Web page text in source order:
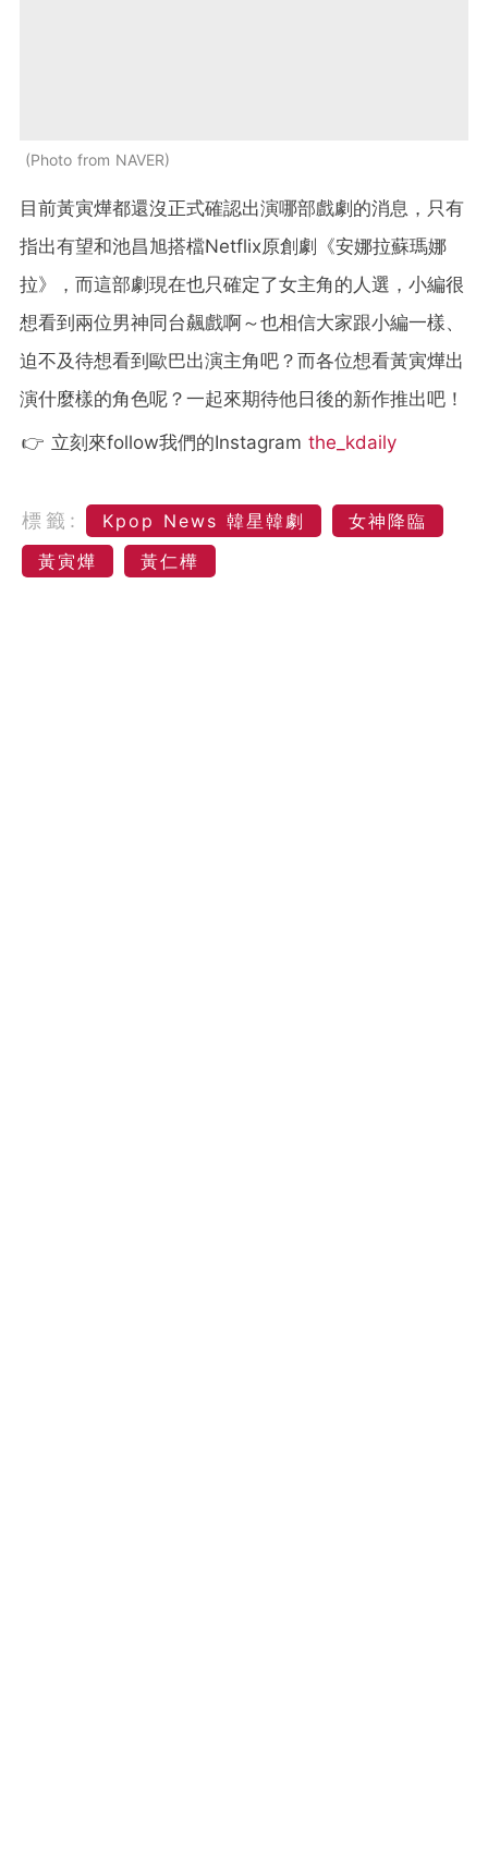
Photo from NAVER
目前黃寅燁都還沒正式確認出演哪部戲劇的消息， 只有
指出有望和池昌旭搭檔Netflix原創劇《安娜拉蘇瑪娜
拉》，而這部劇現在也只確定了女主角的人選，小編很
想看到兩位男神同台飆戲啊～也相信大家跟小編一樣、
迫不及待想看到歐巴出演主角吧？而各位想看黃寅燁出
演什麼樣的角色呢？一起來期待他日後的新作推出吧！
👉 立刻來follow我們的Instagram the_kdaily
標籤: Kpop News 韓星韓劇
女神降臨
黃寅燁
黃仁樺